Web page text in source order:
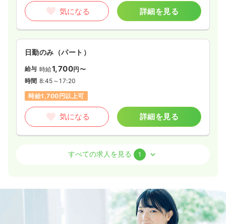
気になる 詳細を見る
日勤のみ（パート）
給与 時給1,700円〜
時間 8:45～17:20
時給1,700円以上可
気になる 詳細を見る
ブランク可
すべての求人を見る 1